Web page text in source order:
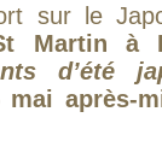
sur le
Martin à
d’été
mai après-